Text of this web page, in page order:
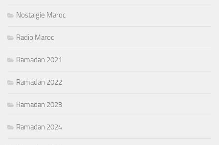
Nostalgie Maroc
Radio Maroc
Ramadan 2021
Ramadan 2022
Ramadan 2023
Ramadan 2024